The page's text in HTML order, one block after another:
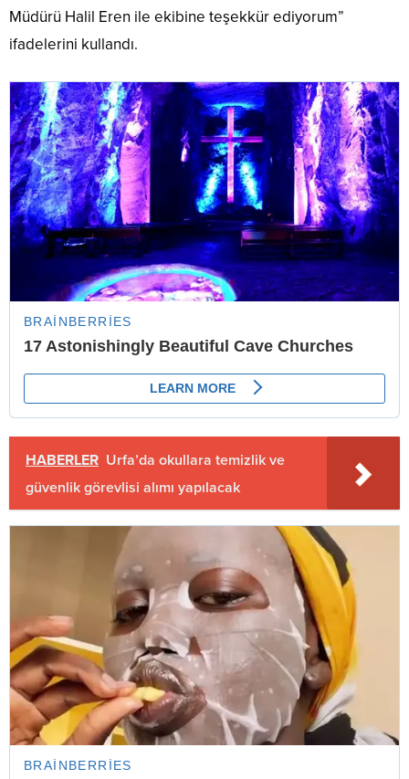
Müdürü Halil Eren ile ekibine teşekkür ediyorum”
ifadelerini kullandı.
HABERLER Urfa’da okullara temizlik ve
güvenlik görevlisi alımı yapılacak